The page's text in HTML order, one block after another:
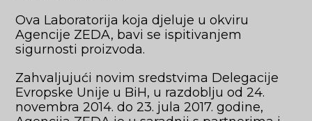
Ova Laboratorija koja djeluje u okviru
Agencije ZEDA, bavi se ispitivanjem
sigurnosti proizvoda.
Zahvaljujući novim sredstvima Delegacije
Evropske Unije u BiH, u razdoblju od 24.
novembra 2014. do 23. jula 2017. godine,